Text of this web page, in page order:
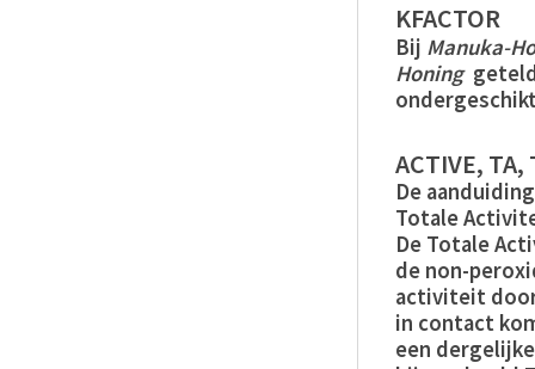
KFACTOR
Bij Manuka-
Honing
ACTIVE,
De
Totale
De Totale
de non-
activiteit
in contact
een